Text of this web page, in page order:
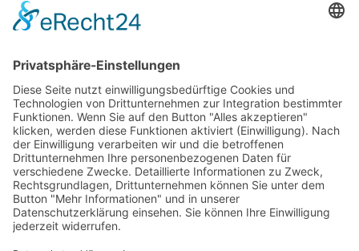
Personen
Nationale Kooperationen
L.E.V.
Nachlese
Soziales Engagement
Materialien und Links
Personen
Kontakt
ÖKOLOG/PILGRIM
Aktuelles
Materialien & Links